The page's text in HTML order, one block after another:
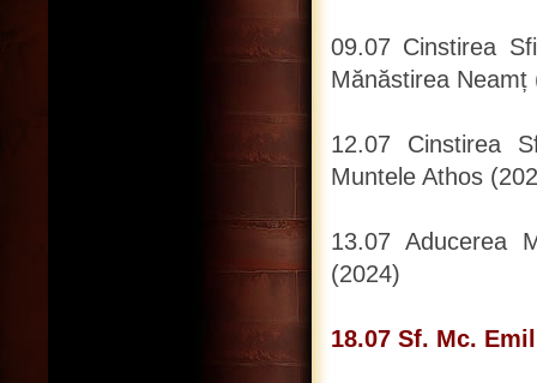
09.07 Cinstirea
Mănăstirea Neamț
12.07 Cinstirea
Muntele Athos
13.07 Aducerea
(2024)
18.07 Sf. Mc.